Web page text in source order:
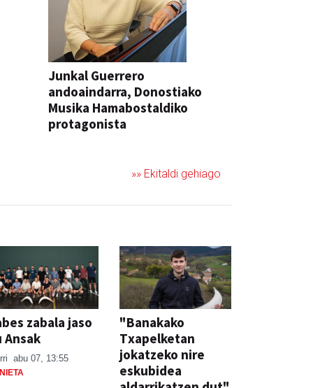
Junkal Guerrero
andoaindarra, Donostiako
Musika Hamabostaldiko
protagonista
»» Ekitaldi gehiago
zabala jaso
Ansak
abu 07, 13:55
"Banakako
Txapelketan
jokatzeko nire
eskubidea